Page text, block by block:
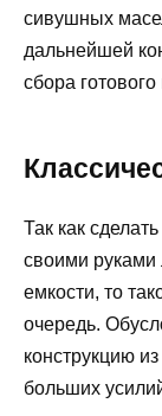
сивушных
дальнейшей
сбора готового
Так как
своими руками
емкости, то
очередь.
конструкцию
больших